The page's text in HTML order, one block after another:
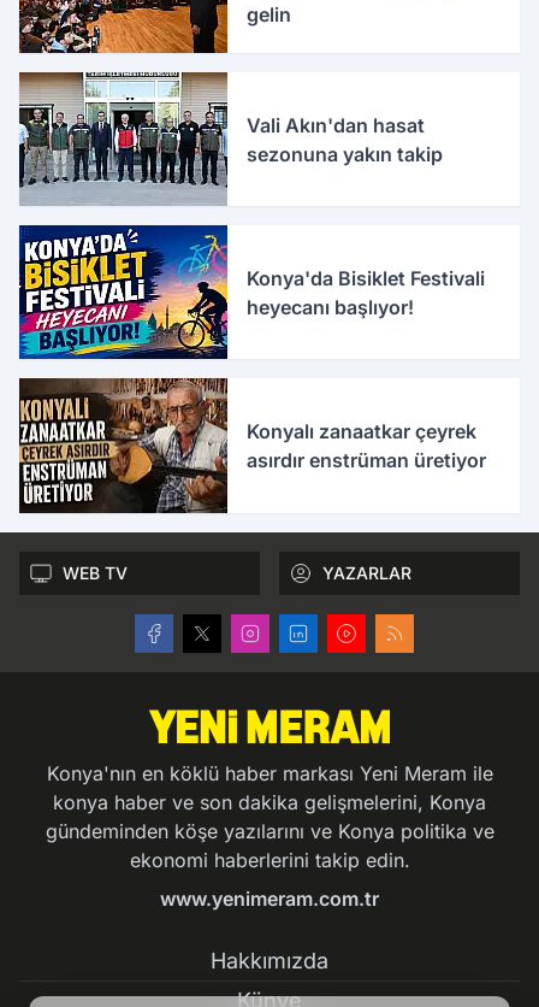
gelin
Vali Akın'dan hasat
sezonuna yakın takip
Konya'da Bisiklet Festivali
heyecanı başlıyor!
Konyalı zanaatkar çeyrek
asırdır enstrüman üretiyor
WEB TV YAZARLAR
Konya'nın en köklü haber markası Yeni Meram ile
konya haber ve son dakika gelişmelerini, Konya
gündeminden köşe yazılarını ve Konya politika ve
ekonomi haberlerini takip edin.
www.yenimeram.com.tr
Hakkımızda
Künye